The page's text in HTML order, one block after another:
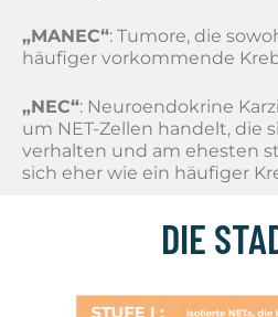
„MANEC“: Tumore, die
häufiger vorkommende
„NEC“: Neuroendokrine
um NET-Zellen handelt, die
verhalten und am ehesten
sich eher wie ein häufiger
DIE